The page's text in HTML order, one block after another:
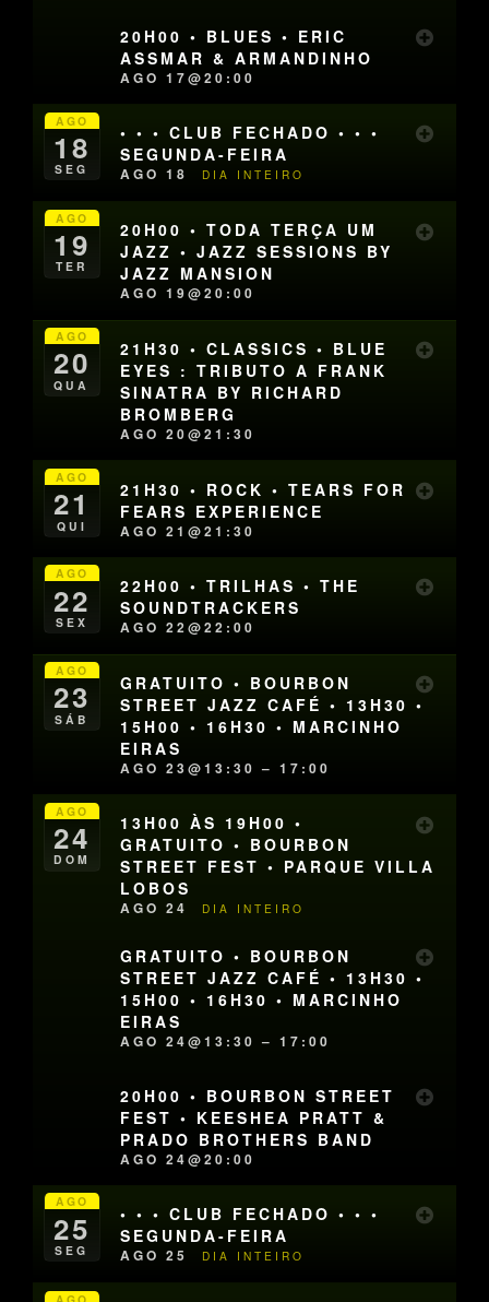
20H00 • BLUES • ERIC
ASSMAR & ARMANDINHO
AGO 17@20:00
AGO
18
SEG
• • • CLUB FECHADO • • •
SEGUNDA-FEIRA
AGO 18 DIA INTEIRO
AGO
19
TER
20H00 • TODA TERÇA UM
JAZZ • JAZZ SESSIONS BY
JAZZ MANSION
AGO 19@20:00
AGO
20
QUA
21H30 • CLASSICS • BLUE
EYES : TRIBUTO A FRANK
SINATRA BY RICHARD
BROMBERG
AGO 20@21:30
AGO
21
QUI
21H30 • ROCK • TEARS FOR
FEARS EXPERIENCE
AGO 21@21:30
AGO
22
SEX
22H00 • TRILHAS • THE
SOUNDTRACKERS
AGO 22@22:00
AGO
23
SÁB
GRATUITO • BOURBON
STREET JAZZ CAFÉ • 13H30 •
15H00 • 16H30 • MARCINHO
EIRAS
AGO 23@13:30 – 17:00
AGO
24
DOM
13H00 ÀS 19H00 •
GRATUITO • BOURBON
STREET FEST • PARQUE VILLA
LOBOS
AGO 24 DIA INTEIRO
GRATUITO • BOURBON
STREET JAZZ CAFÉ • 13H30 •
15H00 • 16H30 • MARCINHO
EIRAS
AGO 24@13:30 – 17:00
20H00 • BOURBON STREET
FEST • KEESHEA PRATT &
PRADO BROTHERS BAND
AGO 24@20:00
AGO
25
SEG
• • • CLUB FECHADO • • •
SEGUNDA-FEIRA
AGO 25 DIA INTEIRO